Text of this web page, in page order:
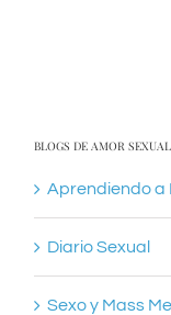
BLOGS DE AMOR SEXUAL
Aprendiendo a
Diario Sexual
Sexo y Mass